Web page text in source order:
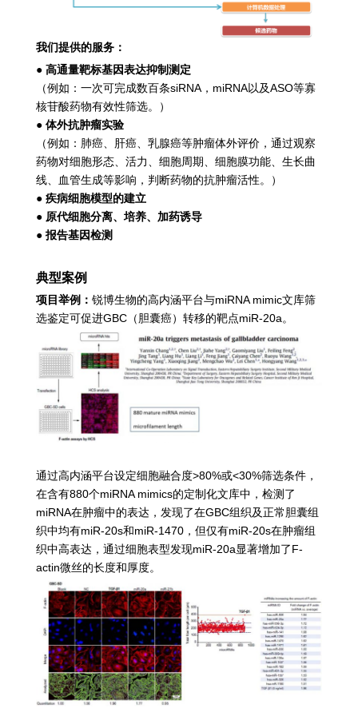
我们提供的服务：
● 高通量靶标基因表达抑制测定
（例如：一次可完成数百条siRNA，miRNA以及ASO等寡
核苷酸药物有效性筛选。）
● 体外抗肿瘤实验
（例如：肺癌、肝癌、乳腺癌等肿瘤体外评价，通过观察
药物对细胞形态、活力、细胞周期、细胞膜功能、生长曲
线、血管生成等影响，判断药物的抗肿瘤活性。）
● 疾病细胞模型的建立
● 原代细胞分离、培养、加药诱导
● 报告基因检测
典型案例
项目举例： 锐博生物的高内涵平台与miRNA mimic文库筛
选鉴定可促进GBC（胆囊癌）转移的靶点miR-20a。
通过高内涵平台设定细胞融合度>80%或<30%筛选条件，
在含有880个miRNA mimics的定制化文库中，检测了
miRNA在肿瘤中的表达，发现了在GBC组织及正常胆囊组
织中均有miR-20s和miR-1470，但仅有miR-20s在肿瘤组
织中高表达，通过细胞表型发现miR-20a显著增加了F-
actin微丝的长度和厚度。